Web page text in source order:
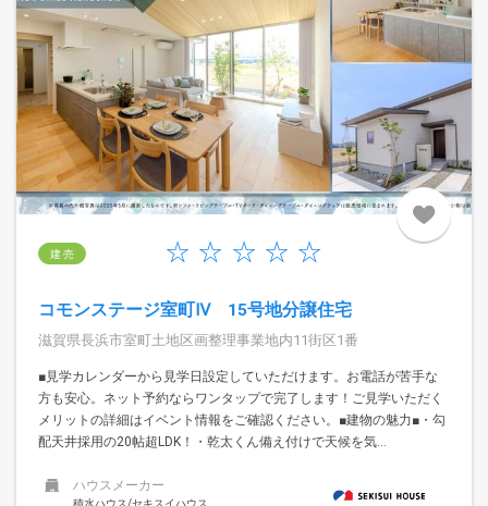
建 売
コモンステージ室町Ⅳ 15号地分譲住宅
滋賀県長浜市室町土地区画整理事業地内11街区1番
■見学カレンダーから見学日設定していただけます。お電話が苦手な
方も安心。ネット予約ならワンタップで完了します！ご見学いただく
メリットの詳細はイベント情報をご確認ください。■建物の魅力■・勾
配天井採用の20帖超LDK！・乾太くん備え付けで天候を気...
ハウスメーカー
積水ハウス/セキスイハウス